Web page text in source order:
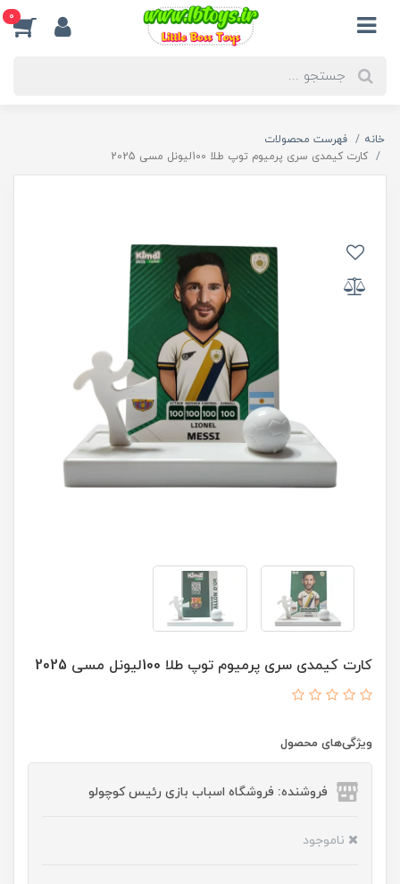
0
خانه
فهرست محصولات
کارت کیمدی سری پرمیوم توپ طلا 100لیونل مسی 2025
کارت کیمدی سری پرمیوم توپ طلا 100لیونل مسی 2025
ویژگی‌های محصول
فروشنده: فروشگاه اسباب بازی رئیس کوچولو
ناموجود